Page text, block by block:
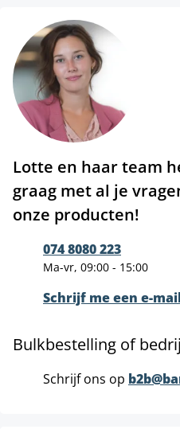
Lotte en haar team
graag met al je
onze producten!
074 8080 223
Ma-vr, 09:00 - 15:00
Schrijf me een e-
Bulkbestelling of
Schrijf ons op